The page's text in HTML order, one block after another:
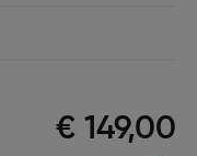
€ 149,00